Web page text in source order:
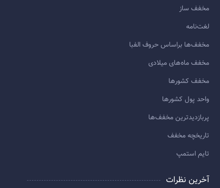
مخفف ساز
لغت‌نامه
مخفف‌ها براساس حروف الفبا
مخفف ماه‌های میلادی
مخفف کشورها
واحد پول کشورها
پربازديدترين مخفف‌ها
تاريخچه مخفف
تایم استمپ
آخرین نظرات